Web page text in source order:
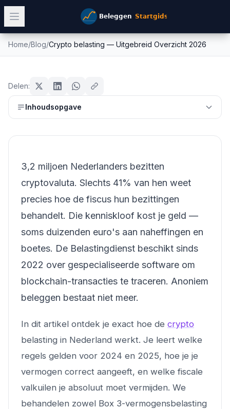
Home/Blog/Crypto belasting — Uitgebreid Overzicht 2026
Overzicht 2026
8 juni 202610min leestijd
Delen:
Inhoudsopgave
3,2 miljoen Nederlanders bezitten
cryptovaluta. Slechts 41% van hen weet
precies hoe de fiscus hun bezittingen
behandelt. Die kenniskloof kost je geld —
soms duizenden euro's aan naheffingen en
boetes. De Belastingdienst beschikt sinds
2022 over gespecialiseerde software om
blockchain-transacties te traceren. Anoniem
beleggen bestaat niet meer.
In dit artikel ontdek je exact hoe de crypto
belasting in Nederland werkt. Je leert welke
regels gelden voor 2024 en 2025, hoe je je
vermogen correct aangeeft, en welke fiscale
valkuilen je absoluut moet vermijden. We
behandelen zowel Box 3-vermogensbelasting